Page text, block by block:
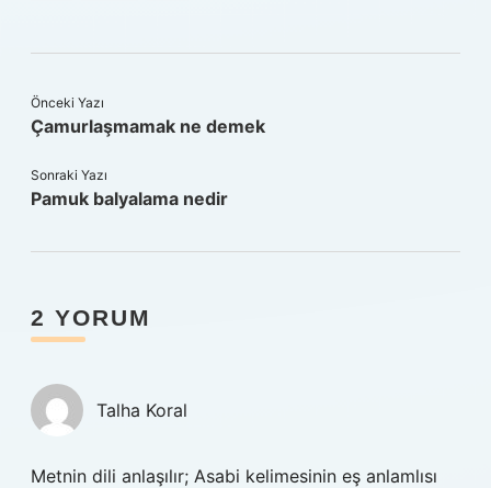
Önceki Yazı
Çamurlaşmamak ne demek
Sonraki Yazı
Pamuk balyalama nedir
2 YORUM
Talha Koral
Metnin dili anlaşılır; Asabi kelimesinin eş anlamlısı